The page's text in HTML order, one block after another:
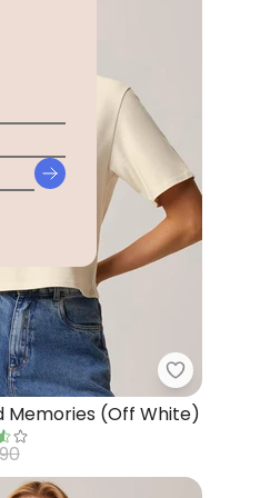
em Malha (OffMalwee
Memories (Off White)